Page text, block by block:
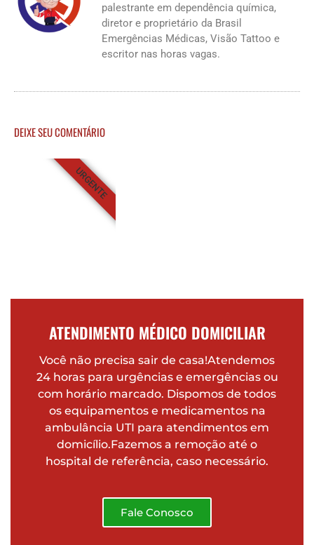
ATENDIMENTO MÉDICO DOMICILIAR
Você não precisa sair de casa!Atendemos
24 horas para urgências e emergências ou
com horário marcado. Dispomos de todos
os equipamentos e medicamentos na
ambulância UTI para atendimentos em
domicílio.Fazemos a remoção até o
hospital de referência, caso necessário.
Fale Conosco
URGENTE
palestrante em dependência química,
diretor e proprietário da Brasil
Emergências Médicas, Visão Tattoo e
escritor nas horas vagas.
DEIXE SEU COMENTÁRIO